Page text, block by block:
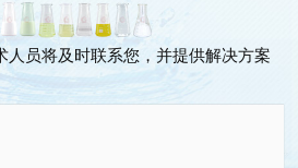
人员将及时联系您，并提供解决方案